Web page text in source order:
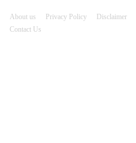
About us Privacy Policy Disclaimer
Contact Us